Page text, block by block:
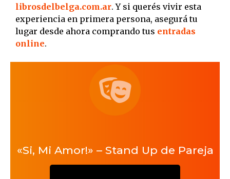
librosdelbelga.com.ar. Y si querés vivir esta
experiencia en primera persona, asegurá tu
lugar desde ahora comprando tus entradas
online.
«Si, Mi Amor!» – Stand Up de Pareja